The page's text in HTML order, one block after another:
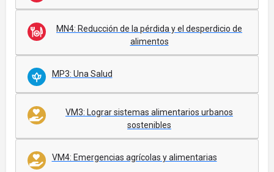
MN4: Reducción de la pérdida y el desperdicio de
alimentos
MP3: Una Salud
VM3: Lograr sistemas alimentarios urbanos
sostenibles
VM4: Emergencias agrícolas y alimentarias